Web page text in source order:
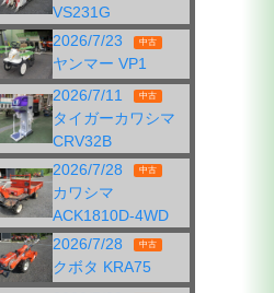
VS231G
2026/7/23
中古
ヤンマー VP1
2026/7/11
中古
タイガーカワシマ
CRV32B
2026/7/28
中古
カワシマ
ACK1810D-4WD
2026/7/28
中古
クボタ KRA75